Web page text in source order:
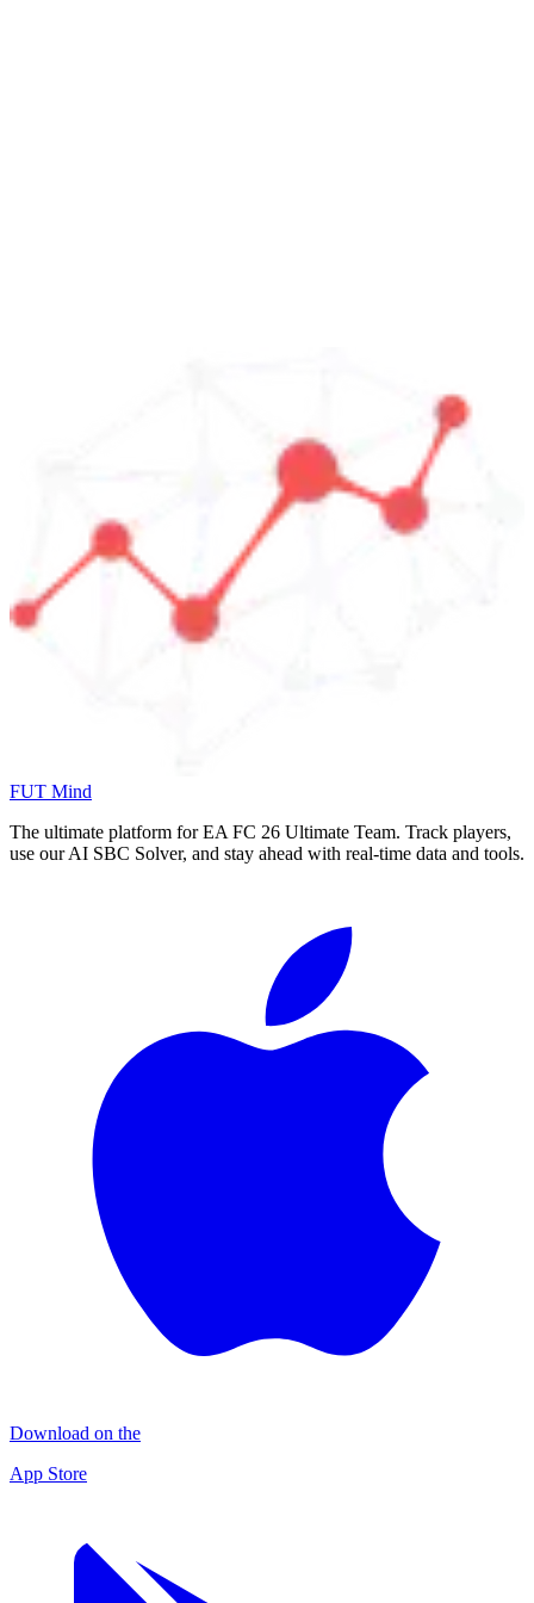
FUT Mind
The ultimate platform for EA FC 26 Ultimate Team. Track players,
use our AI SBC Solver, and stay ahead with real-time data and tools.
Download on the
App Store